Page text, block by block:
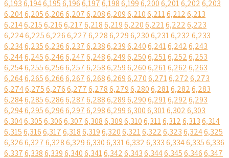
6,1936,1946,1956,1966,1976,1986,1996,2006,2016,2026,203
6,2046,2056,2066,2076,2086,2096,2106,2116,2126,213
6,2146,2156,2166,2176,2186,2196,2206,2216,2226,223
6,2246,2256,2266,2276,2286,2296,2306,2316,2326,233
6,2346,2356,2366,2376,2386,2396,2406,2416,2426,243
6,2446,2456,2466,2476,2486,2496,2506,2516,2526,253
6,2546,2556,2566,2576,2586,2596,2606,2616,2626,263
6,2646,2656,2666,2676,2686,2696,2706,2716,2726,273
6,2746,2756,2766,2776,2786,2796,2806,2816,2826,283
6,2846,2856,2866,2876,2886,2896,2906,2916,2926,293
6,2946,2956,2966,2976,2986,2996,3006,3016,3026,303
6,3046,3056,3066,3076,3086,3096,3106,3116,3126,3136,314
6,3156,3166,3176,3186,3196,3206,3216,3226,3236,3246,325
6,3266,3276,3286,3296,3306,3316,3326,3336,3346,3356,336
6,3376,3386,3396,3406,3416,3426,3436,3446,3456,3466,347